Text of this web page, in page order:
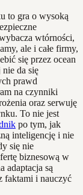
to gra o wysoką
wtórności,
ale i całe firmy,
się przez ocean
da się
prawd
na czynniki
oraz serwuję
To nie jest
po tym, jak
inteligencję i nie
się nie
biznesową w
adaptacja są
faktami i nauczyć